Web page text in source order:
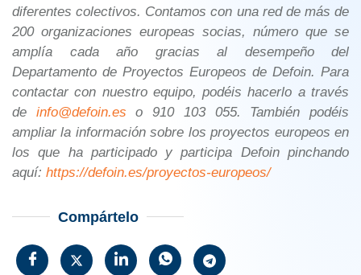
diferentes colectivos. Contamos con una red de más de
200 organizaciones europeas socias, número que se
amplía cada año gracias al desempeño del
Departamento de Proyectos Europeos de Defoin. Para
contactar con nuestro equipo, podéis hacerlo a través
de info@defoin.es o 910 103 055. También podéis
ampliar la información sobre los proyectos europeos en
los que ha participado y participa Defoin pinchando
aquí: https://defoin.es/proyectos-europeos/
Compártelo